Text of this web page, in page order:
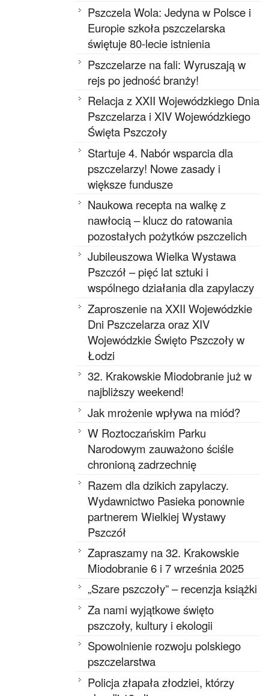
Pszczela Wola: Jedyna w Polsce i
Europie szkoła pszczelarska
świętuje 80-lecie istnienia
Pszczelarze na fali: Wyruszają w
rejs po jedność branży!
Relacja z XXII Wojewódzkiego Dnia
Pszczelarza i XIV Wojewódzkiego
Święta Pszczoły
Startuje 4. Nabór wsparcia dla
pszczelarzy! Nowe zasady i
większe fundusze
Naukowa recepta na walkę z
nawłocią – klucz do ratowania
pozostałych pożytków pszczelich
Jubileuszowa Wielka Wystawa
Pszczół – pięć lat sztuki i
wspólnego działania dla zapylaczy
Zaproszenie na XXII Wojewódzkie
Dni Pszczelarza oraz XIV
Wojewódzkie Święto Pszczoły w
Łodzi
32. Krakowskie Miodobranie już w
najbliższy weekend!
Jak mrożenie wpływa na miód?
W Roztoczańskim Parku
Narodowym zauważono ściśle
chronioną zadrzechnię
Razem dla dzikich zapylaczy.
Wydawnictwo Pasieka ponownie
partnerem Wielkiej Wystawy
Pszczół
Zapraszamy na 32. Krakowskie
Miodobranie 6 i 7 września 2025
„Szare pszczoły” – recenzja książki
Za nami wyjątkowe święto
pszczoły, kultury i ekologii
Spowolnienie rozwoju polskiego
pszczelarstwa
Policja złapała złodziei, którzy